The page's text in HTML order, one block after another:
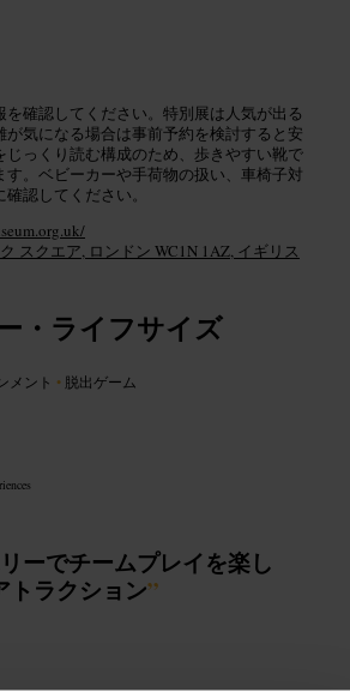
確認してください。特別展は人気が出る
が気になる場合は事前予約を検討すると安
じっくり読む構成のため、歩きやすい靴で
。ベビーカーや手荷物の扱い、車椅子対
認してください。
スクエア, ロンドン WC1N 1AZ, イギリス
・ライフサイズ
メント • 脱出ゲーム
ーでチームプレイを楽し
トラクション”